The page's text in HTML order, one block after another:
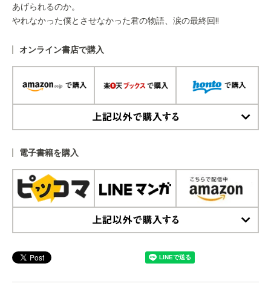
あげられるのか。
やれなかった僕とさせなかった君の物語、涙の最終回!!
オンライン書店で購入
電子書籍を購入